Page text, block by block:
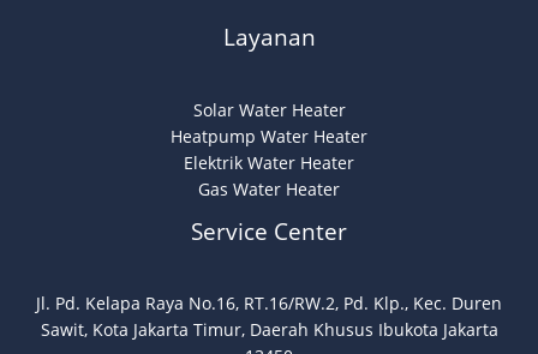
Layanan
Solar Water Heater
Heatpump Water Heater
Elektrik Water Heater
Gas Water Heater
Service Center
Jl. Pd. Kelapa Raya No.16, RT.16/RW.2, Pd. Klp., Kec. Duren
Sawit, Kota Jakarta Timur, Daerah Khusus Ibukota Jakarta